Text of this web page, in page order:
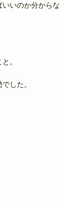
いいのか分からな
。
した。